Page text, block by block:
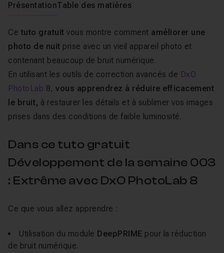
PrésentationTable des matières
Ce tuto gratuit vous montre comment améliorer une
photo de nuit prise avec un vieil appareil photo et
contenant beaucoup de bruit numérique.
En utilisant les outils de correction avancés de DxO
PhotoLab 8, vous apprendrez à réduire efficacement
le bruit, à restaurer les détails et à sublimer vos images
prises dans des conditions de faible luminosité.
Dans ce tuto gratuit
Développement de la semaine 003
: Extrême avec DxO PhotoLab 8
Ce que vous allez apprendre :
Utilisation du module DeepPRIME pour la réduction
de bruit numérique.